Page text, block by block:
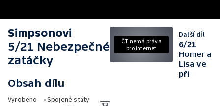
Simpsonovi
5/21 Nebezpečné
zatáčky
Obsah dílu
Vyrobeno
•Spojené státy
ČT nemá práva
pro internet
Další díl
6/21
Homer a
Lisa ve
při